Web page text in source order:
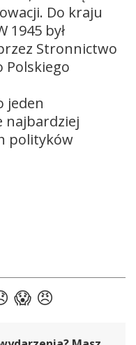
Do kraju
1945 był
Stronnictwo
Polskiego
jeden
najbardziej
polityków